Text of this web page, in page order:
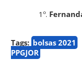
1º.
Tags: bolsas 2021
PPGJOR